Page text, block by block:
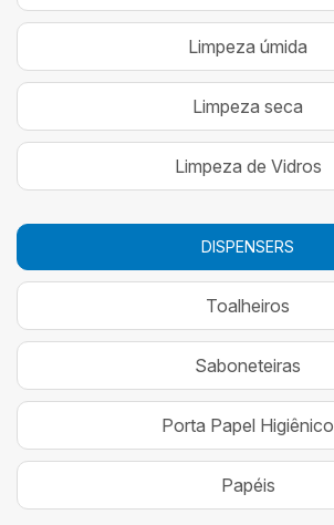
Limpeza úmida
Limpeza seca
Limpeza de Vidros
DISPENSERS
Toalheiros
Saboneteiras
Porta Papel Higiênico
Papéis